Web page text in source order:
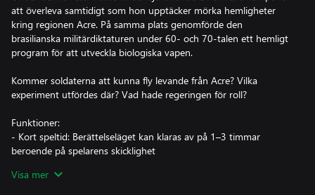
att överleva samtidigt som hon upptäcker mörka hemligheter
kring regionen Acre. På samma plats genomförde den
brasilianska militärdiktaturen under 60- och 70-talen ett hemligt
program för att utveckla biologiska vapen.
Kommer soldaterna att kunna fly levande från Acre? Vilka
experiment utfördes där? Vad hade regeringen för roll?
Funktioner:
- Kort speltid: Berättelseläget kan klaras av på 1–3 timmar
beroende på spelarens skicklighet
- Poängsystem: Samla poäng och byt dem mot bättre vapen eller
Visa mer